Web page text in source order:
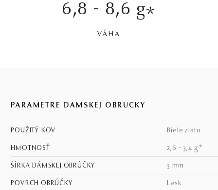
6,8 - 8,6 g*
VÁHA
PARAMETRE DÁMSKEJ OBRÚČKY
POUŽITÝ KOV biele zlato
HMOTNOSŤ 2,6 - 3,4 g*
ŠÍRKA DÁMSKEJ OBRÚČKY 3 mm
POVRCH OBRÚČKY lesk